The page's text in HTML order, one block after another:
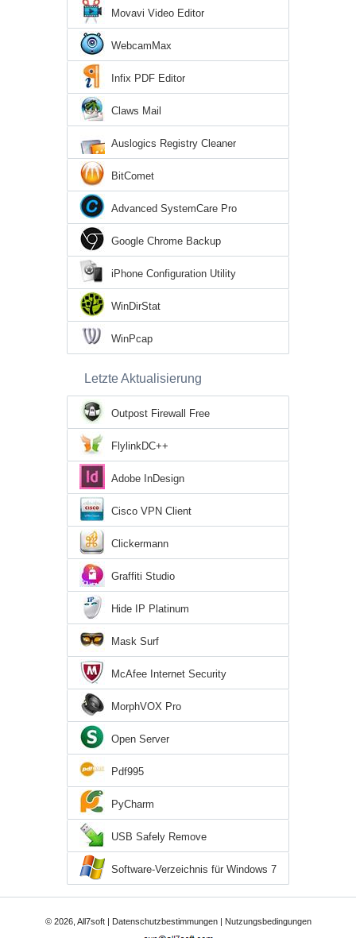
Movavi Video Editor
WebcamMax
Infix PDF Editor
Claws Mail
Auslogics Registry Cleaner
BitComet
Advanced SystemCare Pro
Google Chrome Backup
iPhone Configuration Utility
WinDirStat
WinPcap
Letzte Aktualisierung
Outpost Firewall Free
FlylinkDC++
Adobe InDesign
Cisco VPN Client
Clickermann
Graffiti Studio
Hide IP Platinum
Mask Surf
McAfee Internet Security
MorphVOX Pro
Open Server
Pdf995
PyCharm
USB Safely Remove
Software-Verzeichnis für Windows 7
© 2026, All7soft | Datenschutzbestimmungen| Nutzungsbedingungen